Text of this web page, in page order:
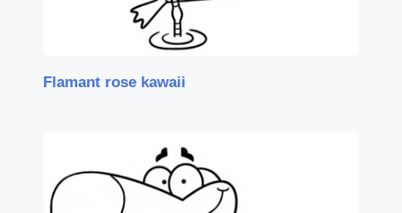
Flamant rose kawaii